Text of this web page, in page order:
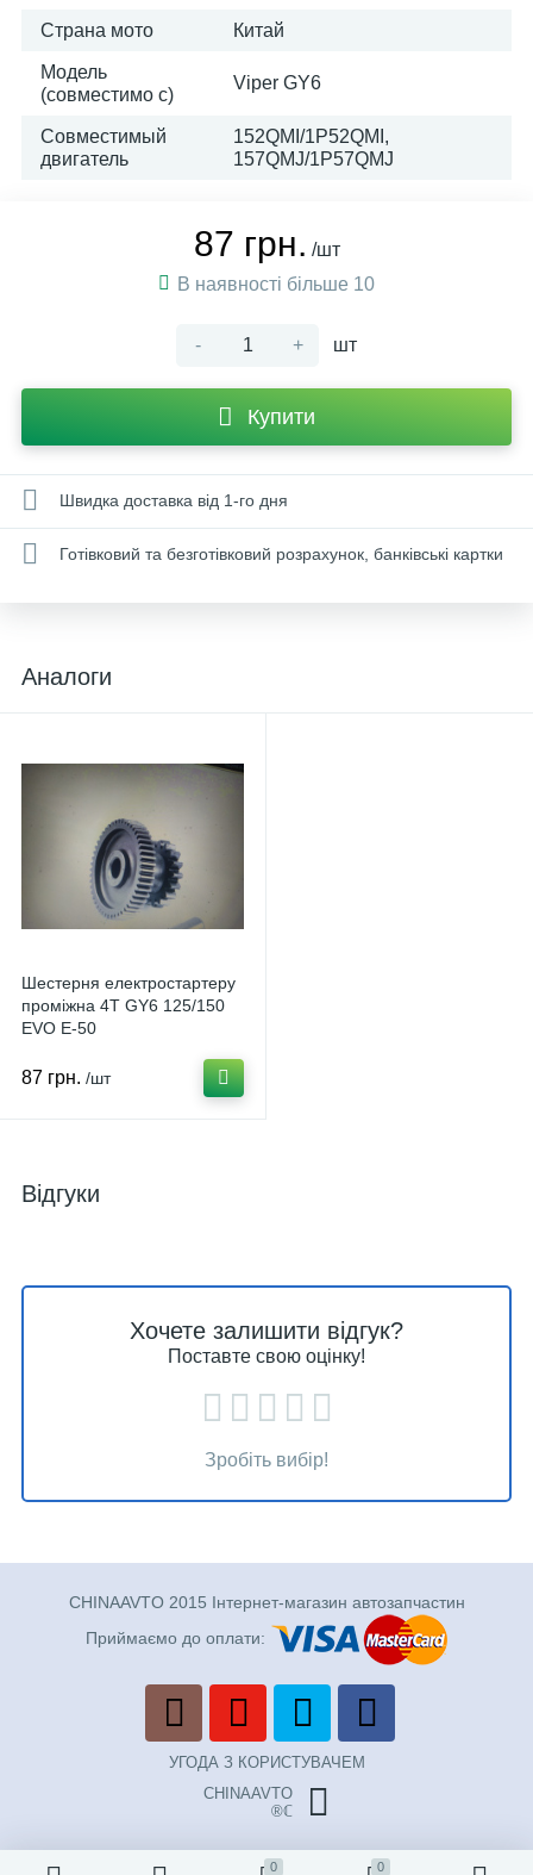
0 0
Страна мото Китай
Модель
(совместимо с)
Viper GY6
Совместимый
двигатель
152QMI/1P52QMI,
157QMJ/1Р57QMJ
87 грн. /шт
В наявності більше 10
- + шт
Купити
Швидка доставка від 1-го дня
Готівковий та безготівковий розрахунок, банківські картки
Аналоги
Шестерня електростартеру
проміжна 4T GY6 125/150
EVO E-50
87 грн. /шт
Відгуки
Хочете залишити відгук?
Поставте свою оцінку!
Зробіть вибір!
CHINAAVTO 2015 Інтернет-магазин автозапчастин
Приймаємо до оплати:
УГОДА З КОРИСТУВАЧЕМ
CHINAAVTO
®ℂ